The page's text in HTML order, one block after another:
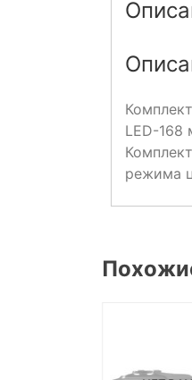
LED-168
режима